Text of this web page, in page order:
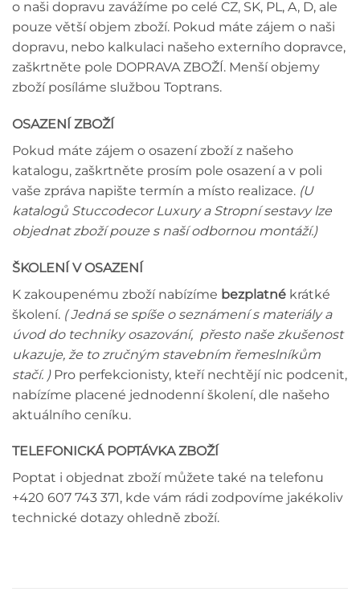
o naši dopravu zavážíme po celé CZ, SK, PL, A, D, ale
pouze větší objem zboží. Pokud máte zájem o naši
dopravu, nebo kalkulaci našeho externího dopravce,
zaškrtněte pole DOPRAVA ZBOŽÍ. Menší objemy
zboží posíláme službou Toptrans.
OSAZENÍ ZBOŽÍ
Pokud máte zájem o osazení zboží z našeho
katalogu, zaškrtněte prosím pole osazení a v poli
vaše zpráva napište termín a místo realizace. (U
katalogů Stuccodecor Luxury a Stropní sestavy lze
objednat zboží pouze s naší odbornou montáží.)
ŠKOLENÍ V OSAZENÍ
K zakoupenému zboží nabízíme bezplatné krátké
školení. ( Jedná se spíše o seznámení s materiály a
úvod do techniky osazování, přesto naše zkušenost
ukazuje, že to zručným stavebním řemeslníkům
stačí. )Pro perfekcionisty, kteří nechtějí nic podcenit,
nabízíme placené jednodenní školení, dle našeho
aktuálního ceníku.
TELEFONICKÁ POPTÁVKA ZBOŽÍ
Poptat i objednat zboží můžete také na telefonu
+420 607 743 371, kde vám rádi zodpovíme jakékoliv
technické dotazy ohledně zboží.